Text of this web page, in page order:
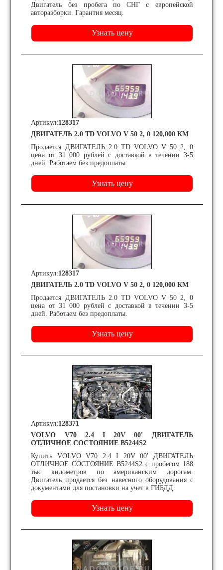
Двигатель без пробега по СНГ с европейской
авторазборки. Гарантия месяц.
ДВИГАТЕЛЬ 2.0 TD VOLVO V 50 2, 0 120,000 КМ
Продается ДВИГАТЕЛЬ 2.0 TD VOLVO V 50 2, 0
цена от 31 000 рублей с доставкой в течении 3-5
дней. Работаем без предоплаты.
Артикул:128317
ДВИГАТЕЛЬ 2.0 TD VOLVO V 50 2, 0 120,000 КМ
Продается ДВИГАТЕЛЬ 2.0 TD VOLVO V 50 2, 0
цена от 31 000 рублей с доставкой в течении 3-5
дней. Работаем без предоплаты.
Артикул:128317
VOLVO V70 2.4 I 20V 00' ДВИГАТЕЛЬ
ОТЛИЧНОЕ СОСТОЯНИЕ B5244S2
Купить VOLVO V70 2.4 I 20V 00' ДВИГАТЕЛЬ
ОТЛИЧНОЕ СОСТОЯНИЕ B5244S2 с пробегом 188
тыс километров по американским дорогам.
Двигатель продается без навесного оборудования с
документами для постановки на учет в ГИБДД.
Артикул:128371